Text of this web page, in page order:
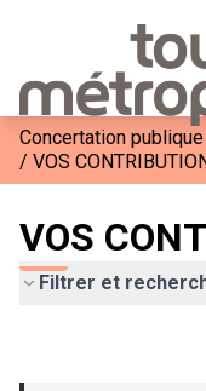
/ VOS
VOS
Filtrer et